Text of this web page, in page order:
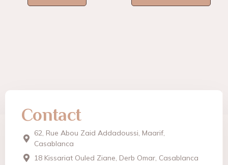
Contact
62, Rue Abou Zaid Addadoussi, Maarif,
Casablanca
18 Kissariat Ouled Ziane, Derb Omar, Casablanca